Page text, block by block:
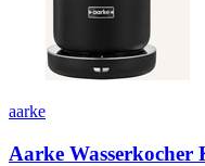
aarke
Aarke Wasserkocher